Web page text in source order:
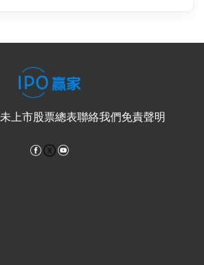
未上市股票總表聯絡我們免責聲明
Facebook